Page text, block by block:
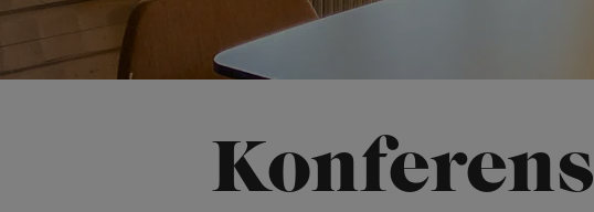
Naturparkour
Friluftsbad
Konferens